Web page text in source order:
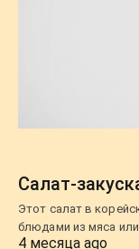
Салат-
Этот салат в
блюдами из мяса
4 месяца ago